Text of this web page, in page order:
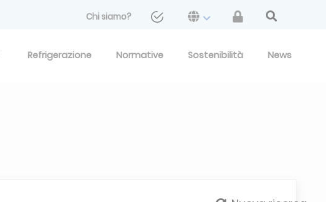
Chi siamo?
Refrigerazione Normative Sostenibilità News